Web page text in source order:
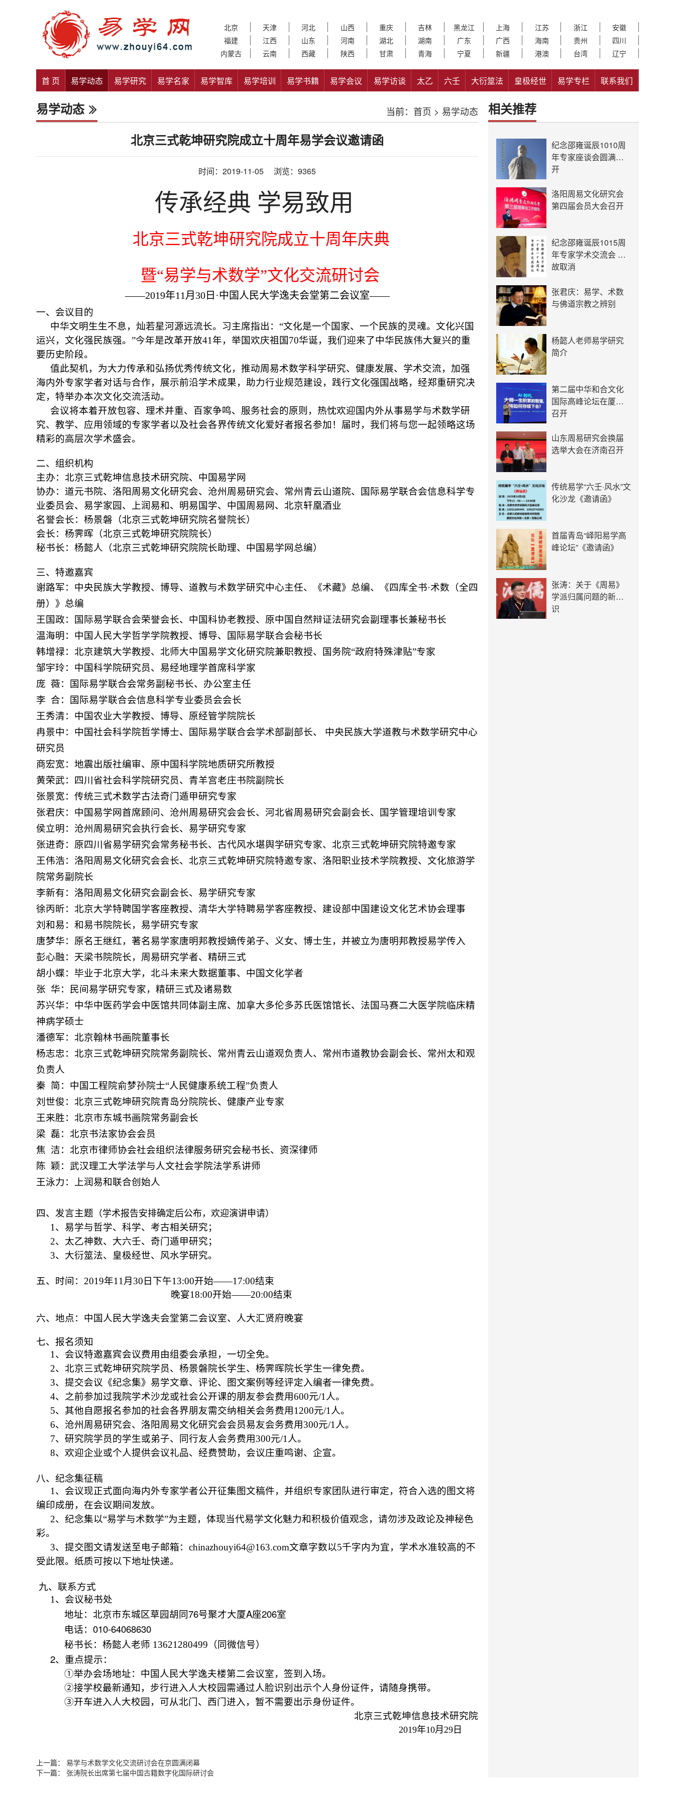
北京 天津 河北 山西 重庆 吉林 黑龙江 上海 江苏 浙江
安徽
福建
江西 山东 河南 湖北 湖南 广东 广西 海南 贵州
四川
内蒙古
云南 西藏 陕西 甘肃 青海 宁夏 新疆 港澳 台湾 辽宁
首 页 易学动态 易学研究 易学名家 易学智库 易学培训 易学书籍 易学会议 易学访谈 太乙 六壬 大衍筮法 皇极经世 易学专栏 联系我们
易学动态 当前： 首页 > 易学动态
北京三式乾坤研究院成立十周年易学会议邀请函
时间：2019-11-05 浏览：9365
传承经典 学易致用
北京三式乾坤研究院成立十周年庆典
暨“易学与术数学”文化交流研讨会
——2019年11月 30日 ·中国人民大学逸夫会堂第二会议室——
一、会议目的
中华文明生生不息，灿若星河源远流长。习主席指出：“文化是一个国家、一个民族的灵魂。文化兴国
运兴，文化强民族强。”今年是改革开放41年，举国欢庆祖国70华诞，我们迎来了中华民族伟大复兴的重
要历史阶段。
值此契机，为大力传承和弘扬优秀传统文化，推动周易术数学科学研究、健康发展、学术交流，加强
海内外专家学者对话与合作，展示前沿学术成果，助力行业规范建设，践行文化强国战略，经郑重研究决
定，特举办本次文化交流活动。
会议将本着开放包容、理术并重、百家争鸣、服务社会的原则，热忱欢迎国内外从事易学与术数学研
究、教学、应用领域的专家学者以及社会各界传统文化爱好者报名参加！届时，我们将与您一起领略这场
精彩的高层次学术盛会。
二、组织机构
主办： 北京三式乾坤信息技术研究院、 中国易学网
协办：道元书院、洛阳周易文化研究会、沧州周易研究会、常州青云山道院、国际易学联合会信息科学专
业委员会、易学家园、上润易和、明易国学、中国周易网、北京轩凰酒业
名誉会长： 杨景磐（北京三式乾坤研究院名誉院长）
会长：杨霁晖（北京三式乾坤研究院院长）
秘书长：杨懿人（北京三式乾坤研究院院长助理、中国易学网总编）
三、特邀嘉宾
谢路军：中央民族大学教授、博导、道教与术数学研究中心主任、《术藏》总编、《四库全书·术数（全四
册）》总编
王国政：国际易学联合会荣誉会长、中国科协老教授、原中国自然辩证法研究会副理事长兼秘书长
温海明：中国人民大学哲学学院教授、博导、国际易学联合会秘书长
韩增禄：北京建筑大学教授、北师大中国易学文化研究院兼职教授、国务院“政府特殊津贴”专家
邹宇玲：中国科学院研究员、易经地理学首席科学家
庞 薇：国际易学联合会常务副秘书长、办公室主任
李 合：国际易学联合会信息科学专业委员会会长
王秀清：中国农业大学教授、博导、原经管学院院长
冉景中：中国社会科学院哲学博士、国际易学联合会学术部副部长、
中央民族大学道教与术数学研究中心
研究员
商宏宽：地震出版社编审、原中国科学院地质研究所教授
黄荣武：四川省社会科学院研究员、青羊宫老庄书院副院长
张景宽：传统三式术数学古法奇门遁甲研究专家
张君庆：中国易学网首席顾问、沧州周易研究会会长、河北省周易研究会副会长、国学管理培训专家
侯立明：沧州周易研究会执行会长、易学研究专家
张进奇：原四川省易学研究会常务秘书长、古代风水堪舆学研究专家、北京三式乾坤研究院特邀专家
王伟浩：洛阳周易文化研究会会长、北京三式乾坤研究院特邀专家、洛阳职业技术学院教授、文化旅游学
院常务副院长
李新有：洛阳周易文化研究会副会长、易学研究专家
徐丙昕：北京大学特聘国学客座教授、清华大学特聘易学客座教授、建设部中国建设文化艺术协会理事
刘和易：和易书院院长，易学研究专家
唐梦华：原名王继红，著名易学家唐明邦教授嫡传弟子、义女、博士生，并被立为唐明邦教授易学传入
彭心融：天梁书院院长，周易研究学者、精研三式
胡小蝶：毕业于北京大学，北斗未来大数据董事、中国文化学者
张 华：民间易学研究专家，精研三式及诸易数
苏兴华：中华中医药学会中医馆共同体副主席、加拿大多伦多苏氏医馆馆长、法国马赛二大医学院临床精
神病学硕士
潘德军：北京翰林书画院董事长
杨志忠：北京三式乾坤研究院常务副院长、常州青云山道观负责人、常州市道教协会副会长、常州太和观
负责人
秦 简：中国工程院俞梦孙院士“人民健康系统工程”负责人
刘世俊：北京三式乾坤研究院青岛分院院长、健康产业专家
王来胜：北京市东城书画院常务副会长
梁 磊：北京书法家协会会员
焦 洁：北京市律师协会社会组织法律服务研究会秘书长、资深律师
陈 颖：武汉理工大学法学与人文社会学院法学系讲师
王泳力：上润易和联合创始人
四、发言主题 （学术报告安排确定后公布，欢迎演讲申请）
1、易学与哲学、科学、考古相关研究；
2、太乙神数、大六壬、奇门遁甲研究；
3、大衍筮法、皇极经世、风水学研究。
五、时间： 2019年11月 30 日下午13:00开始——17:00结束
晚宴18:00开始——20:00结束
六、地点： 中国人民大学逸夫会堂第二会议室、 人大汇贤府晚宴
七、报名须知
1、会议特邀嘉宾会议费用由组委会承担，一切全免。
2、北京三式乾坤研究院学员、杨景磐院长学生、杨霁晖院长学生一律免费。
3、提交会议《纪念集》易学文章、评论、图文案例等经评定入编者一律免费。
4、之前参加过我院学术沙龙或社会公开课的朋友参会费用600元/1人。
5、其他自愿报名参加的社会各界朋友需交纳相关会务费用1200元/1人。
6、沧州周易研究会、洛阳周易文化研究会会员易友会务费用300元/1人。
7、研究院学员的学生或弟子、同行友人会务费用300元/1人。
8、欢迎企业或个人提供会议礼品、经费赞助，会议庄重鸣谢、企宣。
八、纪念集征稿
1、会议现正式面向海内外专家学者公开征集图文稿件，并组织专家团队进行审定，符合入选的图文将
编印成册，在会议期间发放。
2、纪念集以“易学与术数学”为主题，体现当代易学文化魅力和积极价值观念，请勿涉及政论及神秘色
彩。
3、提交图文请发送至电子邮箱：chinazhouyi64@163.com文章字数以5千字内为宜，学术水准较高的不
受此限。纸质可按以下地址快递。
九、联系方式
1、会议秘书处
地址：北京市东城区草园胡同76号聚才大厦A座206室
电话： 010-64068630
秘书长：杨懿人老师 13621280499 （同微信号）
2、重点提示：
①举办会场地址：中国人民大学逸夫楼第二会议室，签到入场。
②接学校最新通知，步行进入人大校园需通过人脸识别出示个人身份证件，请随身携带。
③开车进入人大校园，可从北门、西门进入，暂不需要出示身份证件。
北京三式乾坤信息技术研究院
2019年10月 29 日
上一篇： 易学与术数学文化交流研讨会在京圆满闭幕
下一篇： 张涛院长出席第七届中国古籍数字化国际研讨会
相关推荐
纪念邵雍诞辰1010周
年专家座谈会圆满召
开
洛阳周易文化研究会
第四届会员大会召开
纪念邵雍诞辰1015周
年专家学术交流会 因
故取消
张君庆：易学、术数
与佛道宗教之辨别
杨懿人老师易学研究
简介
第二届中华和合文化
国际高峰论坛在厦门
召开
山东周易研究会换届
选举大会在济南召开
传统易学“六壬·风水”文
化沙龙《邀请函》
首届青岛“峄阳易学高
峰论坛”《邀请函》
张涛：关于《周易》
学派归属问题的新认
识